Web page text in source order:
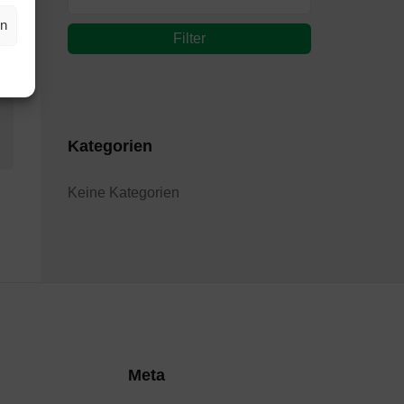
Filter
Kategorien
Keine Kategorien
Meta